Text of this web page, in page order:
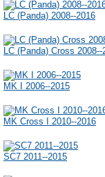
LC (Panda) 2008--2016
LC (Panda) Cross 2008--
MK I 2006--2015
MK Cross I 2010--2016
SC7 2011--2015